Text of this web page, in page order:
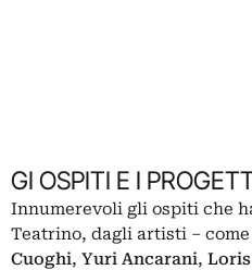
GI OSPITI E I
Innumerevoli gli ospiti che
Teatrino, dagli artisti ‒ come
Cuoghi, Yuri Ancarani,